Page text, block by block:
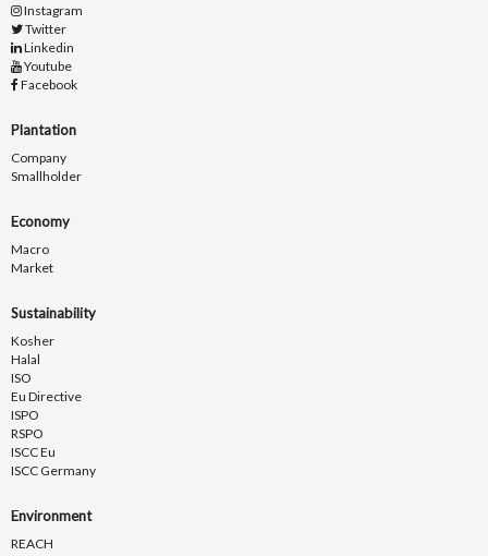
Instagram
Twitter
Linkedin
Youtube
Facebook
Plantation
Company
Smallholder
Economy
Macro
Market
Sustainability
Kosher
Halal
ISO
Eu Directive
ISPO
RSPO
ISCC Eu
ISCC Germany
Environment
REACH